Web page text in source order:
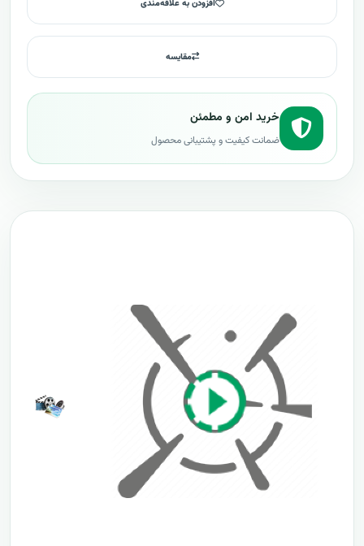
افزودن به علاقه‌مندی
مقایسه
خرید امن و مطمئن
ضمانت کیفیت و پشتیبانی محصول